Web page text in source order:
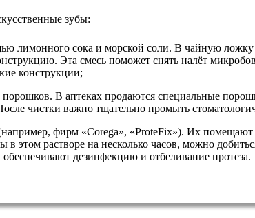
зубы:
лимонного сока и морской соли. В чайную ложку
Эта смесь поможет снять налёт
конструкции;
В аптеках продаются специальные
чистки важно тщательно промыть
фирм «Corega», «ProteFix»). Их помещают
в этом растворе на несколько часов, можно
обеспечивают дезинфекцию и отбеливание протеза.